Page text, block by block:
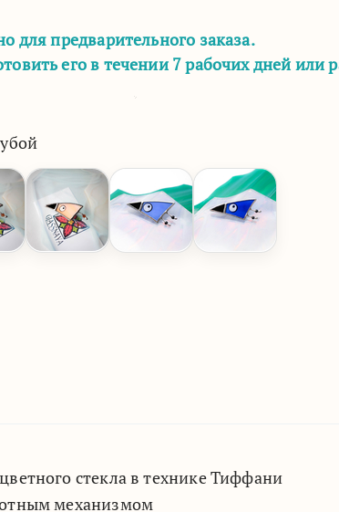
для предварительного заказа.
его в течении 7 рабочих дней или
стекла в технике Тиффани
механизмом